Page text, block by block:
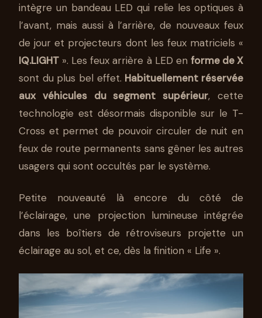
intègre un bandeau LED qui relie les optiques à
l’avant, mais aussi à l’arrière, de nouveaux feux
de jour et projecteurs dont les feux matriciels «
IQ.LIGHT ». Les feux arrière à LED en forme de X
sont du plus bel effet. Habituellement réservée
aux véhicules du segment supérieur, cette
technologie est désormais disponible sur le T-
Cross et permet de pouvoir circuler de nuit en
feux de route permanents sans gêner les autres
usagers qui sont occultés par le système.
Petite nouveauté là encore du côté de
l’éclairage, une projection lumineuse intégrée
dans les boîtiers de rétroviseurs projette un
éclairage au sol, et ce, dès la finition « Life ».